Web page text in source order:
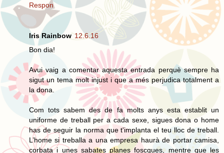
Respon
Iris Rainbow 12.6.16
Bon dia!
Avui vaig a comentar aquesta entrada perquè sempre ha
sigut un tema molt injust i que a més perjudica totalment a
la dona.
Com tots sabem des de fa molts anys esta establit un
uniforme de treball per a cada sexe, sigues dona o home
has de seguir la norma que t'implanta el teu lloc de treball.
L’home si treballa a una empresa haurà de portar camisa,
corbata i unes sabates planes foscques, mentre que les